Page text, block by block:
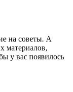
на советы. А
материалов,
у вас появилось